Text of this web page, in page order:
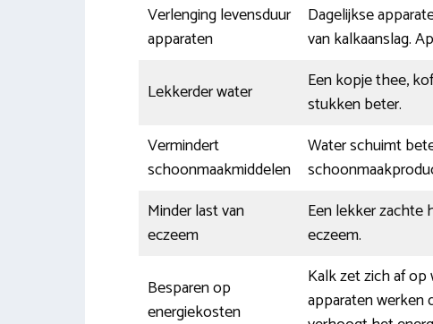
Verlenging levensduur
apparaten
Dagelijkse
van kalkaanslag.
Lekkerder water
Een kopje thee,
stukken beter.
Vermindert
schoonmaakmiddelen
Water schuimt
Minder last van
eczeem
Een lekker zachte
eczeem.
Besparen op
energiekosten
Kalk zet zich af
apparaten werken